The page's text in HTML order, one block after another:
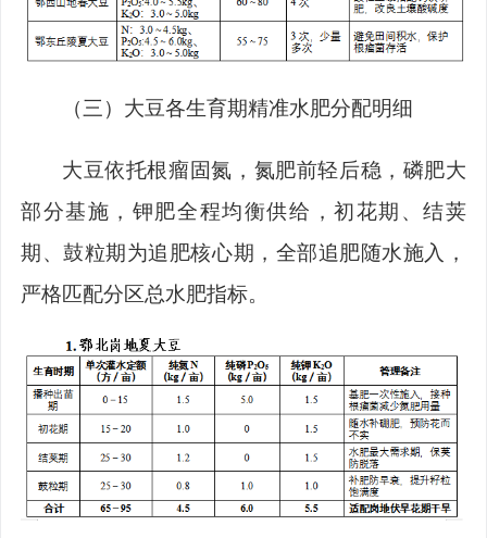
（三）大豆各生育期精准水肥分配明细
大豆依托根瘤固氮，氮肥前轻后稳，磷肥大
部分基施， 钾肥全程均衡供给，初花期、结荚
期、鼓粒期为追肥核心期，全部追肥随水施入，
严格匹配分区总水肥指标。